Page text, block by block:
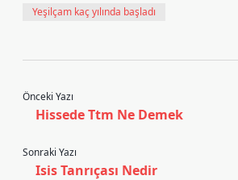
Yeşilçam kaç yılında başladı
Önceki Yazı
Hissede Ttm Ne Demek
Sonraki Yazı
Isis Tanrıçası Nedir